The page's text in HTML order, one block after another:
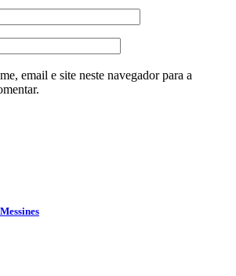
email e site neste navegador para a